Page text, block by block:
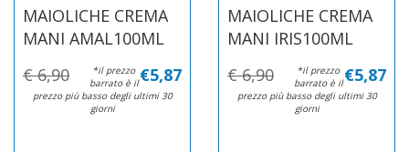
MAIOLICHE CREMA
MANI AMAL100ML
€ 6,90 €5,87
*il prezzo
barrato è il
prezzo più basso degli ultimi 30
giorni
MAIOLICHE CREMA
MANI IRIS100ML
€ 6,90 €5,87
*il prezzo
barrato è il
prezzo più basso degli ultimi 30
giorni